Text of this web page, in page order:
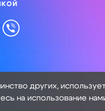
других,
на использование